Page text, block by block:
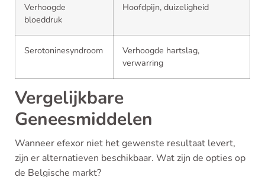
Verhoogde
bloeddruk
Hoofdpijn, duizeligheid
Serotoninesyndroom
Verhoogde hartslag,
verwarring
Vergelijkbare
Geneesmiddelen
Wanneer efexor niet het gewenste resultaat levert,
zijn er alternatieven beschikbaar. Wat zijn de opties op
de Belgische markt?